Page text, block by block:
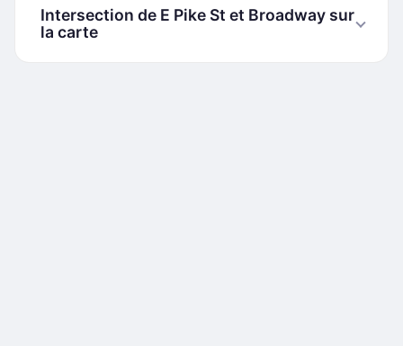
Intersection de E Pike St et Broadway sur
la carte